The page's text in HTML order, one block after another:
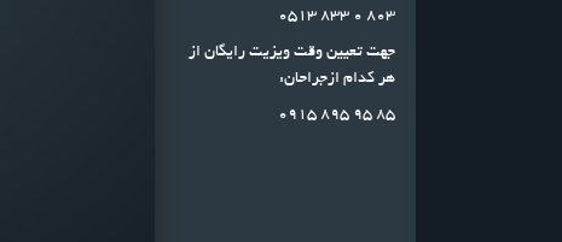
803 0 833 0513
جهت تعیین وقت ویزیت رایگان از
هر کدام ازجراحان:
۸۵ ۹۵ ۸۹۵ ۰۹۱۵